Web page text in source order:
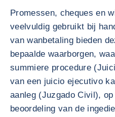
Promessen, cheques en
veelvuldig gebruikt bij
van wanbetaling bieden
bepaalde waarborgen,
summiere procedure
van een juicio ejecutivo
aanleg (Juzgado Civil),
beoordeling van de